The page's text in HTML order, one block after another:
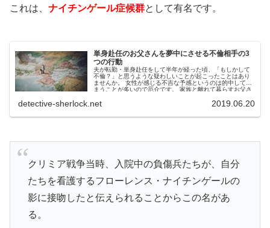
これは、 ナイチンゲール症候群として有名です。
単身赴任のお父さんを夢中にさせる不倫相手の3
つの行動
夫が転勤・単身赴任をして半年が経った頃、「もしかして
不倫？」と思うような疑わしいことが起こったことはあり
ませんか。 女性が感じる不吉な予感というのは的中してし
まうことが多いので厄介です。 家族と離れて暮らすお父さ
detective-sherlock.net 2019.06.20
クリミア戦争当時、入院中の負傷兵たちが、自分
たちを看護するフローレンス・ナイチンゲールの
影に接吻したと伝えられることからこの名があ
る。